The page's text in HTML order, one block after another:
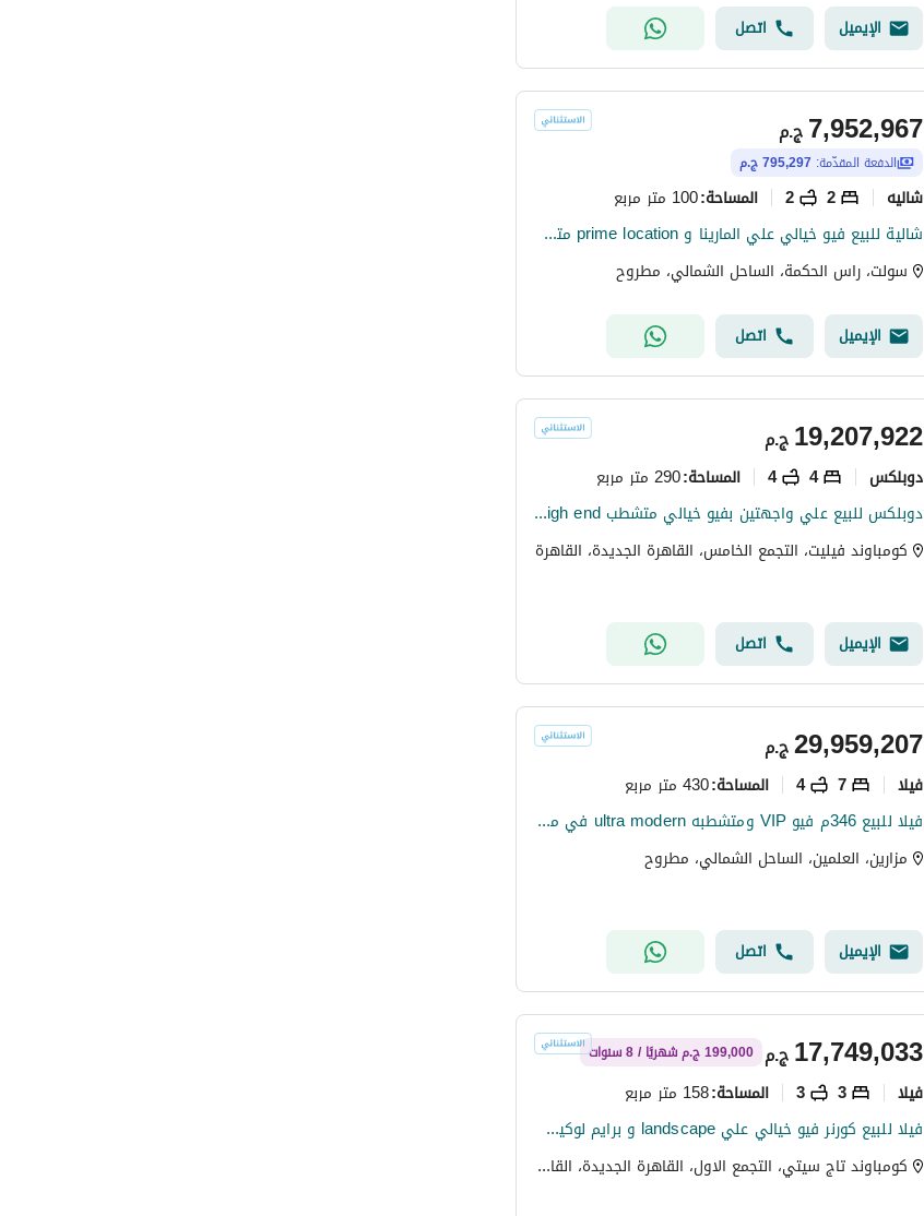
الإيميل اتصل
ج.م7,952,967
الدفعة المقدّمة: 795,297 ج.م
شاليه 2
2 المساحة:100 متر مربع
شالية للبيع فيو خيالي علي المارينا و prime location متشطب high end في سولت salt راس الحكمه بالساحل الشمالي
سولت، راس الحكمة، الساحل الشمالي، مطروح
الإيميل اتصل
ج.م19,207,922
دوبلكس 4
4 المساحة:290 متر مربع
دوبلكس للبيع علي واجهتين بفيو خيالي متشطب high end واستلام فوري في سوديك فيليت sodic villette في التجمع الخامس
كومباوند فيليت، التجمع الخامس، القاهرة الجديدة، القاهرة
الإيميل اتصل
ج.م29,959,207
فیلا 7
4 المساحة:430 متر مربع
فيلا للبيع 346م فيو VIP ومتشطبه ultra modern في مزارين Mazarine New Alamein بمدينه العلمين
مزارين، العلمين، الساحل الشمالي، مطروح
الإيميل اتصل
ج.م17,749,033 199,000 ج.م شهريًا / 8 سنوات
فیلا 3
3 المساحة:158 متر مربع
فيلا للبيع كورنر فيو خيالي علي landscape و برايم لوكيشن في تاج سيتي taj city بالتقسيط
كومباوند تاج سيتي، التجمع الاول، القاهرة الجديدة، القاهرة